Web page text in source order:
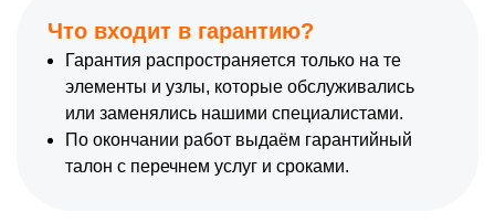
Что входит в гарантию?
Гарантия распространяется только на те
элементы и узлы, которые обслуживались
или заменялись нашими специалистами.
По окончании работ выдаём гарантийный
талон с перечнем услуг и сроками.